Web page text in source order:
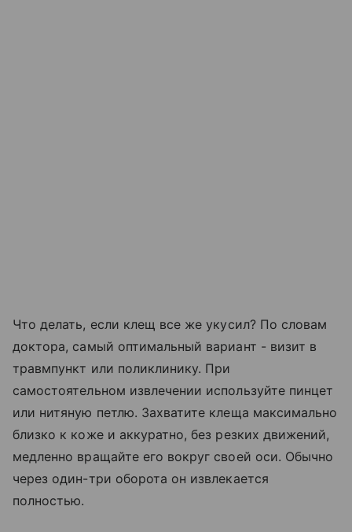
Что делать, если клещ все же укусил? По словам
доктора, самый оптимальный вариант - визит в
травмпункт или поликлинику. При
самостоятельном извлечении используйте пинцет
или нитяную петлю. Захватите клеща максимально
близко к коже и аккуратно, без резких движений,
медленно вращайте его вокруг своей оси. Обычно
через один-три оборота он извлекается
полностью.